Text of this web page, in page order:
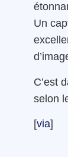
Un
C’est
selon
[via]